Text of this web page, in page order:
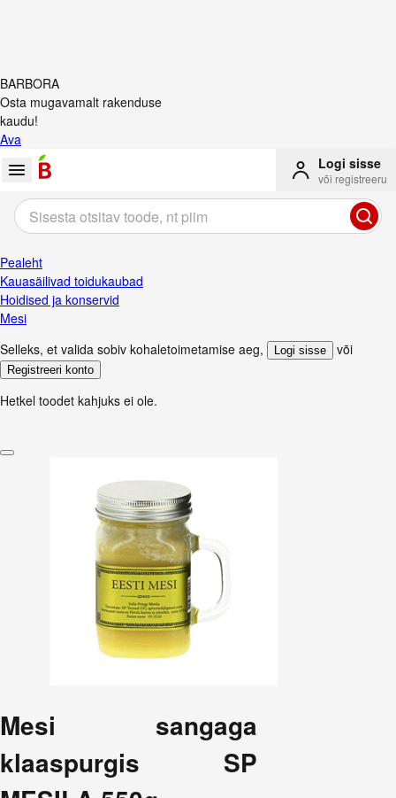
BARBORA
Osta mugavamalt rakenduse
kaudu!
Ava
Logi sisse
või registreeru
Pealeht
Kauasäilivad toidukaubad
Hoidised ja konservid
Mesi
Selleks, et valida sobiv kohaletoimetamise aeg, Logi sisse või
Registreeri konto
Hetkel toodet kahjuks ei ole.
Mesi sangaga
klaaspurgis SP